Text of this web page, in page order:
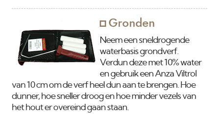
Gronden
Neem een sneldrogende
waterbasis grondverf.
Verdun deze met 10% water
en gebruik een Anza Viltrol
van 10 cm om de verf heel dun aan te brengen. Hoe
dunner, hoe sneller droog en hoe minder vezels van
het hout er overeind gaan staan.